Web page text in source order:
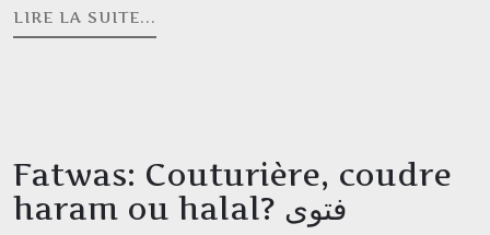
LIRE LA SUITE...
Fatwas: Couturière, coudre
haram ou halal? فتوى